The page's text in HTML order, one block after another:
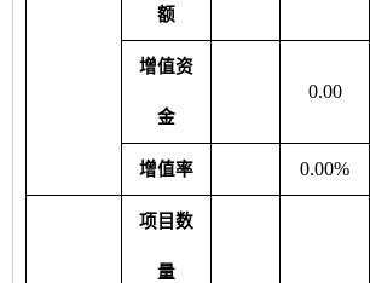
额
增值资
金
0.00
增值率 0.00%
项目数
量